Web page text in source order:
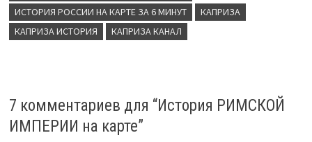
ИСТОРИЯ РОССИИ НА КАРТЕ ЗА 6 МИНУТ
КАПРИЗА
КАПРИЗА ИСТОРИЯ
КАПРИЗА КАНАЛ
7 комментариев для “История РИМСКОЙ
ИМПЕРИИ на карте”